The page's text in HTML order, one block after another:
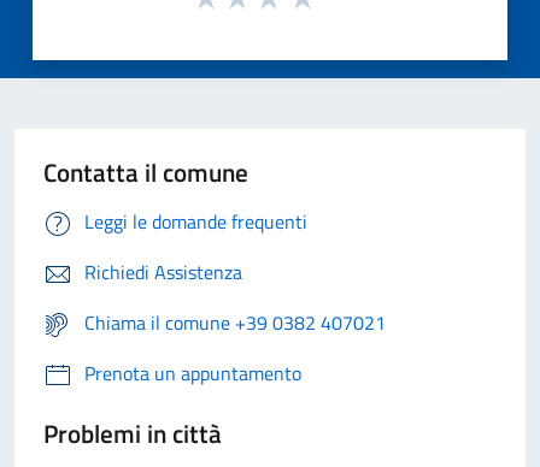
Contatta il comune
Leggi le domande frequenti
Richiedi Assistenza
Chiama il comune +39 0382 407021
Prenota un appuntamento
Problemi in città